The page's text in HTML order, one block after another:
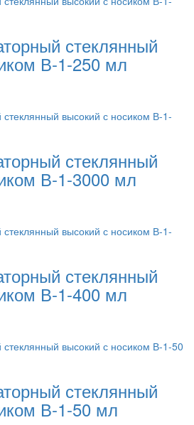
стеклянный
В-1-250 мл
стеклянный
В-1-3000 мл
стеклянный
В-1-400 мл
стеклянный
В-1-50 мл